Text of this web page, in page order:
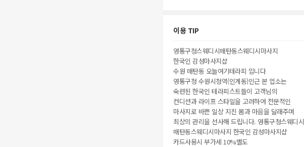
이용 TIP
영통구청스웨디시매탄동스웨디시마사지
한국인 감성마사지샵
수원 매탄동 오늘여기테라피 입니다
영통구청 수원시청역(인계동)인근 본 업소는
숙련된 한국인 테라피스트들이 고객님의
컨디션과 라이프 스타일을 고려하여 전문적인
마사지로 바쁜 일상 지친 몸과 마음을 달래주며
최상의 관리을 선사해 드립니다. 영통구청스웨디시
매탄동스웨디시마사지 한국인 감성마사지샵
카드사용시 부가세 10%별도